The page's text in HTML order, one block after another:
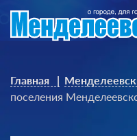
Главная
поселения